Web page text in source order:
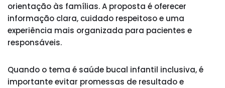
orientação às famílias. A proposta é oferecer
informação clara, cuidado respeitoso e uma
experiência mais organizada para pacientes e
responsáveis.
Quando o tema é saúde bucal infantil inclusiva, é
importante evitar promessas de resultado e